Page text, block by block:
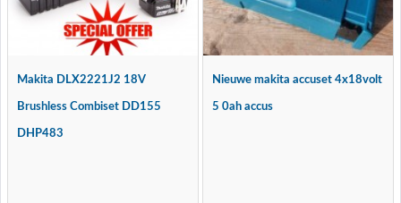
Makita DLX2221J2 18V
Brushless Combiset DD155
DHP483
Nieuwe makita accuset 4x18volt
5 0ah accus